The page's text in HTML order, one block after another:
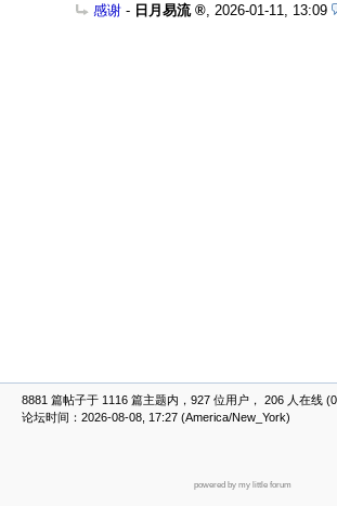
感谢 - 日月易流 2026-01-11, 13:09
8881 篇帖子于 1116 篇主题内，927 位用户， 206 人在线
论坛时间：2026-08-08, 17:27 (America/New_York)
powered by my little forum